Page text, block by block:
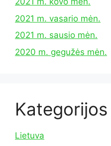
2021 m. vasario mėn.
2021 m. sausio mėn.
2020 m. gegužės mėn.
Kategorijos
Lietuva